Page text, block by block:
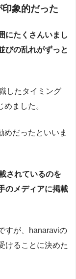
象的だった
にたくさんいまし
びの乱れがずっと
したタイミング
ました。
めだったといいま
されているのを
のメディアに掲載
すが、hanaraviの
けることに決めた